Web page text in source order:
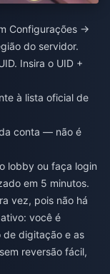
Configurações →
do servidor.
Insira o UID +
à lista oficial de
conta — não é
lobby ou faça login
em 5 minutos.
vez, pois não há
você é
de digitação e as
reversão fácil,